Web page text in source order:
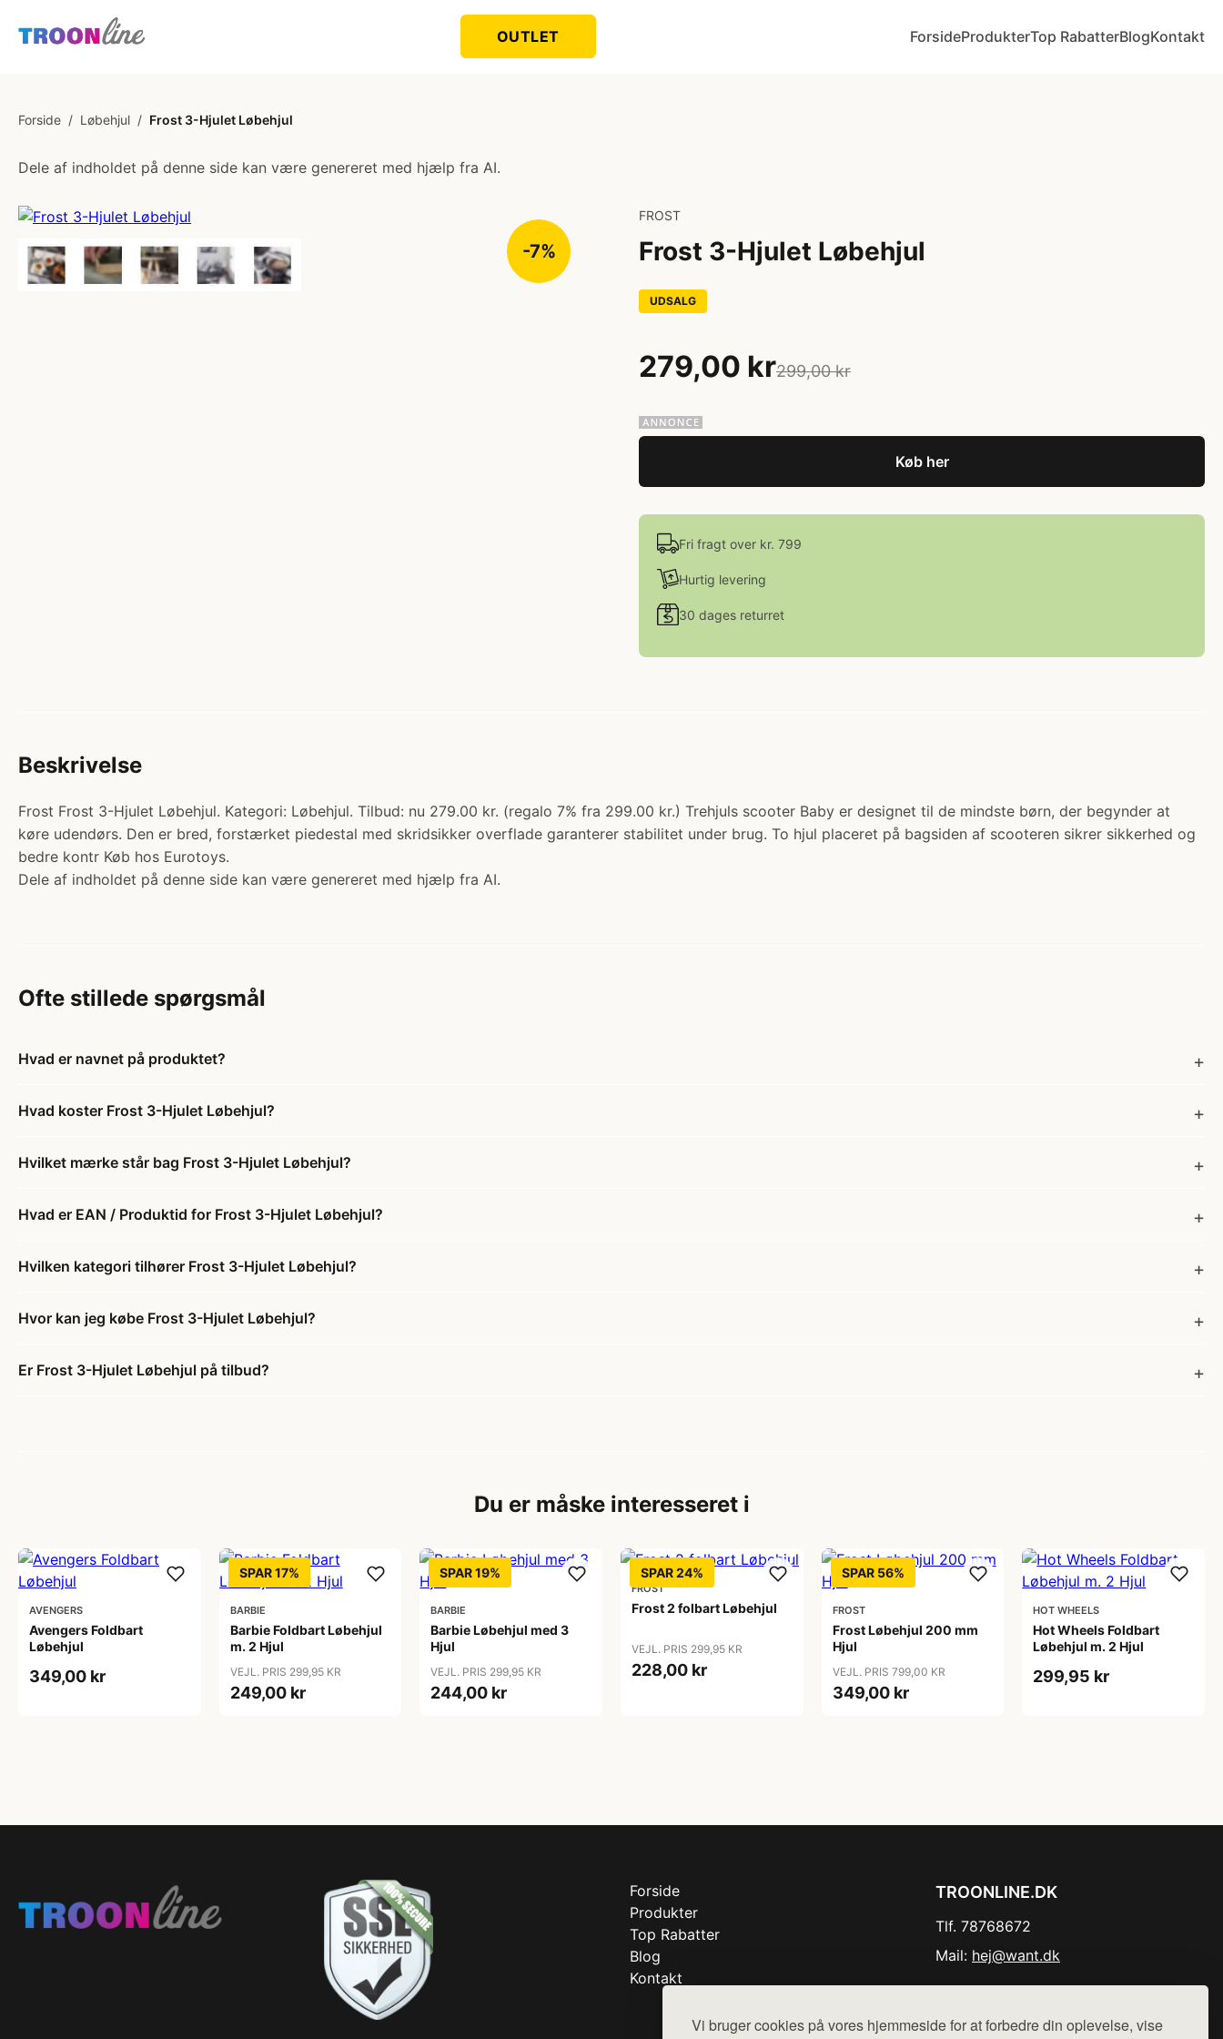
Vi bruger cookies på vores hjemmeside for at forbedre din oplevelse, vise
OUTLET ForsideProdukterTop RabatterBlogKontakt
Forside / Løbehjul / Frost 3-Hjulet Løbehjul
Dele af indholdet på denne side kan være genereret med hjælp fra AI.
-7%
FROST
Frost 3-Hjulet Løbehjul
UDSALG
279,00 kr299,00 kr
Køb her
Fri fragt over kr. 799
Hurtig levering
30 dages returret
Beskrivelse
Frost Frost 3-Hjulet Løbehjul. Kategori: Løbehjul. Tilbud: nu 279.00 kr. (regalo 7% fra 299.00 kr.) Trehjuls scooter Baby er designet til de mindste børn, der begynder at
køre udendørs. Den er bred, forstærket piedestal med skridsikker overflade garanterer stabilitet under brug. To hjul placeret på bagsiden af scooteren sikrer sikkerhed og
bedre kontr Køb hos Eurotoys.
Dele af indholdet på denne side kan være genereret med hjælp fra AI.
Ofte stillede spørgsmål
Hvad er navnet på produktet?
Hvad koster Frost 3-Hjulet Løbehjul?
Hvilket mærke står bag Frost 3-Hjulet Løbehjul?
Hvad er EAN / Produktid for Frost 3-Hjulet Løbehjul?
Hvilken kategori tilhører Frost 3-Hjulet Løbehjul?
Hvor kan jeg købe Frost 3-Hjulet Løbehjul?
Er Frost 3-Hjulet Løbehjul på tilbud?
Du er måske interesseret i
AVENGERS
Avengers Foldbart
Løbehjul
349,00 kr
SPAR 17%
BARBIE
Barbie Foldbart Løbehjul
m. 2 Hjul
VEJL. PRIS 299,95 KR
249,00 kr
SPAR 19%
BARBIE
Barbie Løbehjul med 3
Hjul
VEJL. PRIS 299,95 KR
244,00 kr
SPAR 24%
FROST
Frost 2 folbart Løbehjul
VEJL. PRIS 299,95 KR
228,00 kr
SPAR 56%
FROST
Frost Løbehjul 200 mm
Hjul
VEJL. PRIS 799,00 KR
349,00 kr
HOT WHEELS
Hot Wheels Foldbart
Løbehjul m. 2 Hjul
299,95 kr
Forside
Produkter
Top Rabatter
Blog
Kontakt
TROONLINE.DK
Tlf. 78768672
Mail: hej@want.dk